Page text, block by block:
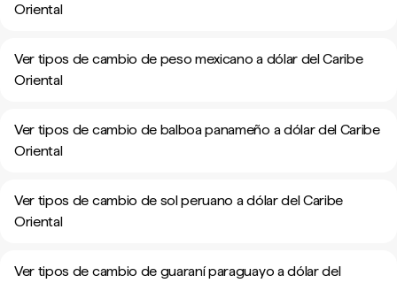
Oriental
Ver tipos de cambio de peso mexicano a dólar del Caribe
Oriental
Ver tipos de cambio de balboa panameño a dólar del Caribe
Oriental
Ver tipos de cambio de sol peruano a dólar del Caribe
Oriental
Ver tipos de cambio de guaraní paraguayo a dólar del